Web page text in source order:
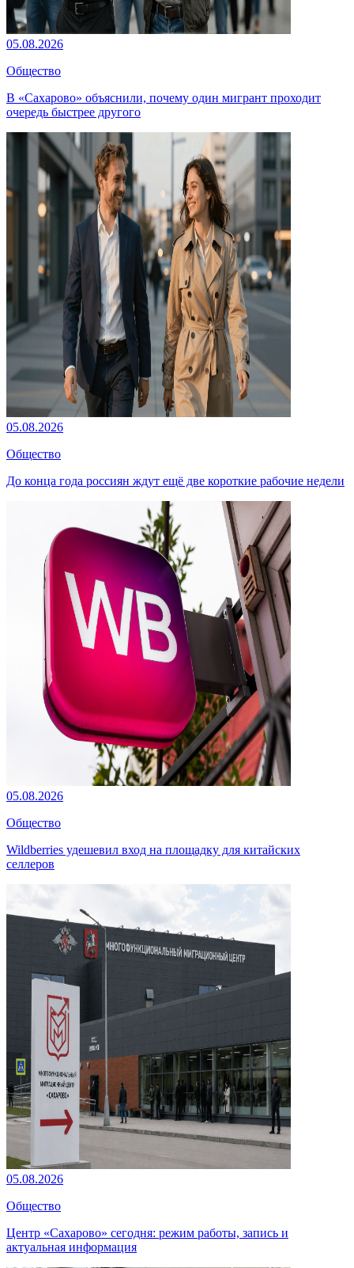
05.08.2026
Общество
В «Сахарово» объяснили, почему один мигрант проходит
очередь быстрее другого
05.08.2026
Общество
До конца года россиян ждут ещё две короткие рабочие недели
05.08.2026
Общество
Wildberries удешевил вход на площадку для китайских
селлеров
05.08.2026
Общество
Центр «Сахарово» сегодня: режим работы, запись и
актуальная информация